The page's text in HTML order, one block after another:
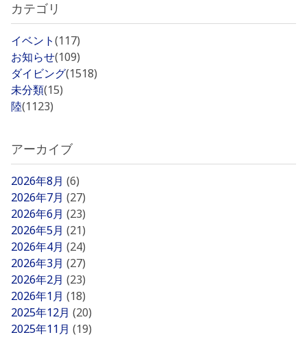
カテゴリ
イベント(117)
お知らせ(109)
ダイビング(1518)
未分類(15)
陸(1123)
アーカイブ
2026年8月 (6)
2026年7月 (27)
2026年6月 (23)
2026年5月 (21)
2026年4月 (24)
2026年3月 (27)
2026年2月 (23)
2026年1月 (18)
2025年12月 (20)
2025年11月 (19)